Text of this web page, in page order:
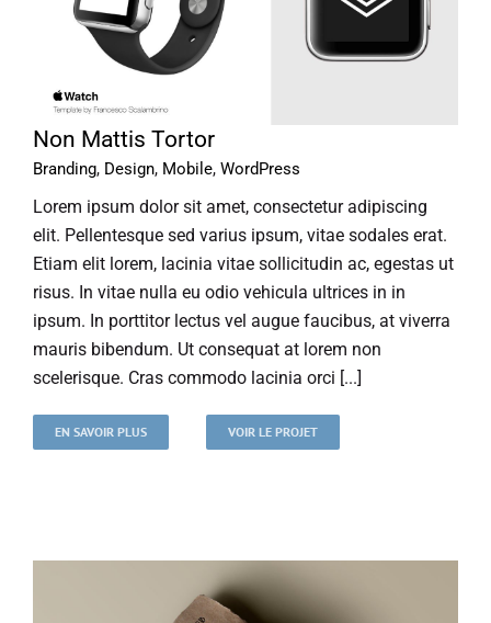
Non Mattis Tortor
Branding, Design, Mobile, WordPress
Lorem ipsum dolor sit amet, consectetur adipiscing
elit. Pellentesque sed varius ipsum, vitae sodales erat.
Etiam elit lorem, lacinia vitae sollicitudin ac, egestas ut
risus. In vitae nulla eu odio vehicula ultrices in in
ipsum. In porttitor lectus vel augue faucibus, at viverra
mauris bibendum. Ut consequat at lorem non
scelerisque. Cras commodo lacinia orci [...]
EN SAVOIR PLUS VOIR LE PROJET